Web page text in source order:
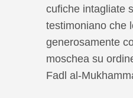
cufiche intagliate
testimoniano che
generosamente
moschea su
Fadl al-